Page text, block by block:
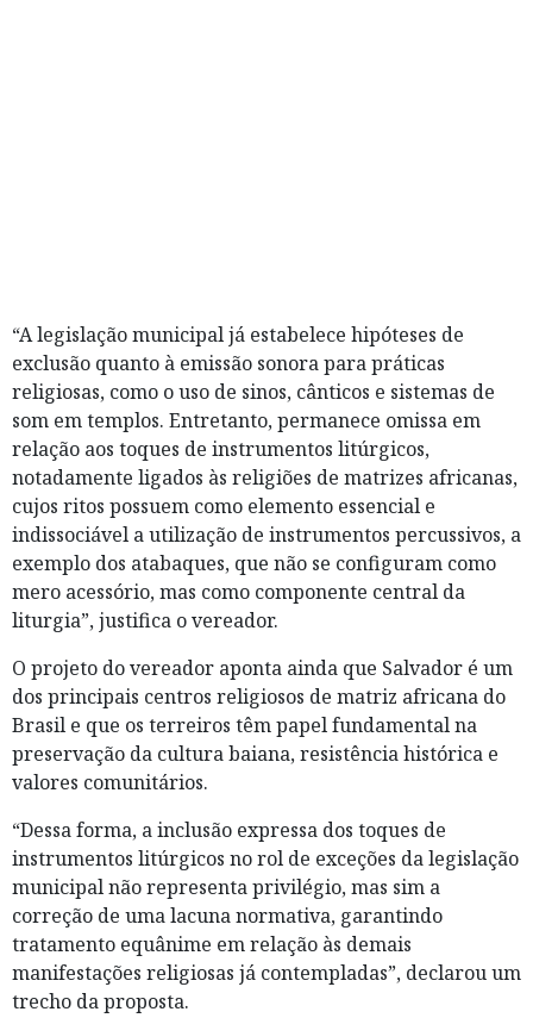
“A legislação municipal já estabelece hipóteses de
exclusão quanto à emissão sonora para práticas
religiosas, como o uso de sinos, cânticos e sistemas de
som em templos. Entretanto, permanece omissa em
relação aos toques de instrumentos litúrgicos,
notadamente ligados às religiões de matrizes africanas,
cujos ritos possuem como elemento essencial e
indissociável a utilização de instrumentos percussivos, a
exemplo dos atabaques, que não se configuram como
mero acessório, mas como componente central da
liturgia”, justifica o vereador.
O projeto do vereador aponta ainda que Salvador é um
dos principais centros religiosos de matriz africana do
Brasil e que os terreiros têm papel fundamental na
preservação da cultura baiana, resistência histórica e
valores comunitários.
“Dessa forma, a inclusão expressa dos toques de
instrumentos litúrgicos no rol de exceções da legislação
municipal não representa privilégio, mas sim a
correção de uma lacuna normativa, garantindo
tratamento equânime em relação às demais
manifestações religiosas já contempladas”, declarou um
trecho da proposta.